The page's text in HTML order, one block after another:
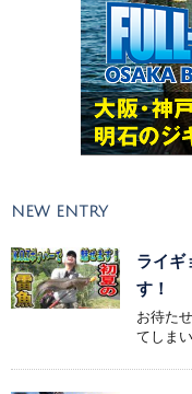
NEW ENTRY
ライギ
す！
お待た
てしま